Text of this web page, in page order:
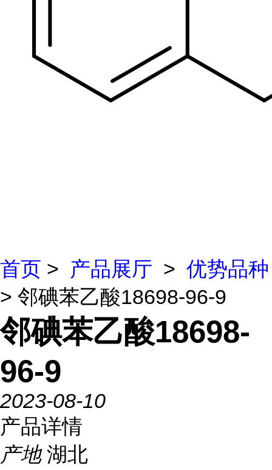
首页 > 产品展厅 > 优势品种
> 邻碘苯乙酸18698-96-9
邻碘苯乙酸18698-
96-9
2023-08-10
产品详情
产地 湖北